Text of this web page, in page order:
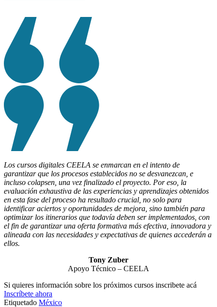
Los cursos digitales CEELA se enmarcan en el intento de
garantizar que los procesos establecidos no se desvanezcan, e
incluso colapsen, una vez finalizado el proyecto. Por eso, la
evaluación exhaustiva de las experiencias y aprendizajes obtenidos
en esta fase del proceso ha resultado crucial, no solo para
identificar aciertos y oportunidades de mejora, sino también para
optimizar los itinerarios que todavía deben ser implementados, con
el fin de garantizar una oferta formativa más efectiva, innovadora y
alineada con las necesidades y expectativas de quienes accederán a
ellos.
Tony Zuber
Apoyo Técnico – CEELA
Si quieres información sobre los próximos cursos inscribete acá
Inscríbete ahora
Etiquetado México